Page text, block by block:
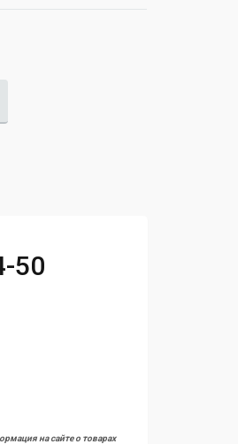
50
на сайте о товарах